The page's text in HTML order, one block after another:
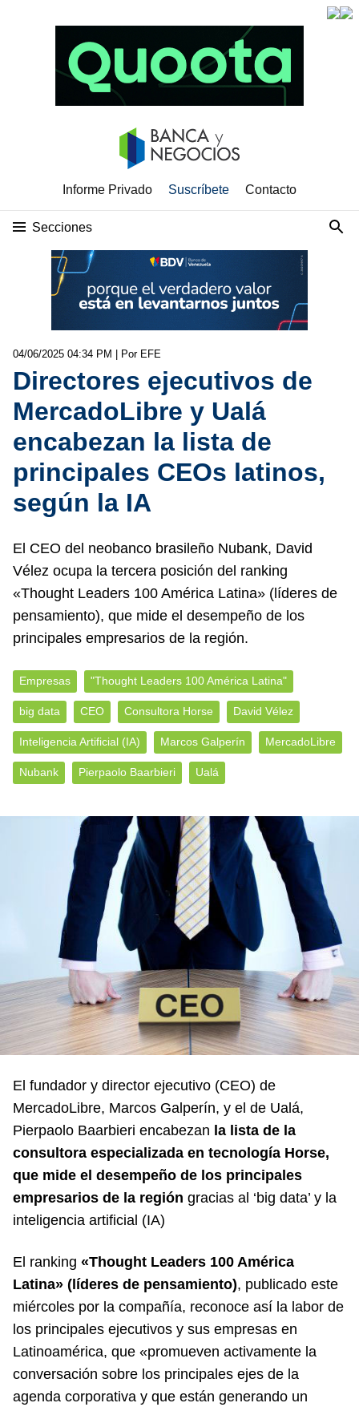
Informe Privado Suscríbete Contacto
Secciones
04/06/2025 04:34 PM | Por EFE
Directores ejecutivos de
MercadoLibre y Ualá
encabezan la lista de
principales CEOs latinos,
según la IA
El CEO del neobanco brasileño Nubank, David
Vélez ocupa la tercera posición del ranking
«Thought Leaders 100 América Latina» (líderes de
pensamiento), que mide el desempeño de los
principales empresarios de la región.
Empresas "Thought Leaders 100 América Latina"
big data CEO Consultora Horse David Vélez
Inteligencia Artificial (IA) Marcos Galperín MercadoLibre
Nubank Pierpaolo Baarbieri Ualá
El fundador y director ejecutivo (CEO) de
MercadoLibre, Marcos Galperín, y el de Ualá,
Pierpaolo Baarbieri encabezan la lista de la
consultora especializada en tecnología Horse,
que mide el desempeño de los principales
empresarios de la región gracias al ‘big data’ y la
inteligencia artificial (IA)
El ranking «Thought Leaders 100 América
Latina» (líderes de pensamiento), publicado este
miércoles por la compañía, reconoce así la labor de
los principales ejecutivos y sus empresas en
Latinoamérica, que «promueven activamente la
conversación sobre los principales ejes de la
agenda corporativa y que están generando un